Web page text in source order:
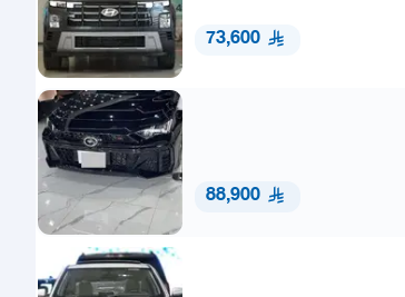
73,600
88,900